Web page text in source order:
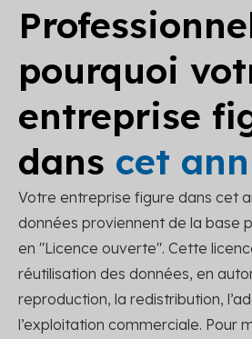
pourquoi
entreprise
dans cet
Votre entreprise figure dans cet
données proviennent de la base
en "Licence ouverte". Cette
réutilisation des données, en
reproduction, la redistribution,
l’exploitation commerciale. Pour